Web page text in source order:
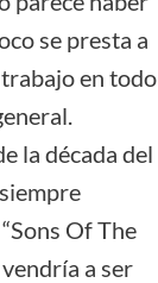
se presta a
trabajo en todo
la década del
Of The
a ser